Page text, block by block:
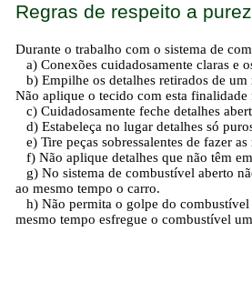
Regras de respeito a
Durante o trabalho com o sistema de
a) Conexões cuidadosamente claras e
b) Empilhe os detalhes retirados de
Não aplique o tecido com esta finalidade
c) Cuidadosamente feche detalhes
d) Estabeleça no lugar detalhes só
e) Tire peças sobressalentes de fazer
f) Não aplique detalhes que não têm
g) No sistema de combustível aberto
ao mesmo tempo o carro.
h) Não permita o golpe do combustível
mesmo tempo esfregue o combustível